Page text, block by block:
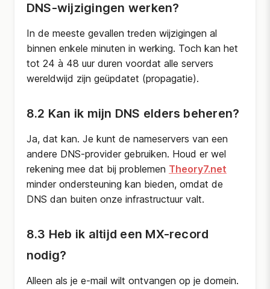
DNS-wijzigingen werken?
In de meeste gevallen treden wijzigingen al
binnen enkele minuten in werking. Toch kan het
tot 24 à 48 uur duren voordat alle servers
wereldwijd zijn geüpdatet (propagatie).
8.2 Kan ik mijn DNS elders beheren?
Ja, dat kan. Je kunt de nameservers van een
andere DNS-provider gebruiken. Houd er wel
rekening mee dat bij problemen Theory7.net
minder ondersteuning kan bieden, omdat de
DNS dan buiten onze infrastructuur valt.
8.3 Heb ik altijd een MX-record
nodig?
Alleen als je e-mail wilt ontvangen op je domein.